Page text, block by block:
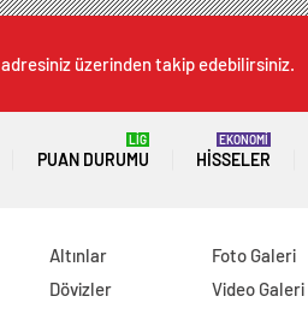
üzerinden takip edebilirsiniz.
PUAN DURUMU
LİG
HISSELER
EKONOMİ
Altınlar
Dövizler
Foto Galeri
Video Galeri